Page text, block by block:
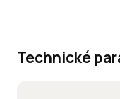
Technické